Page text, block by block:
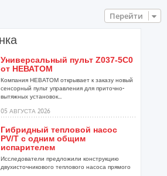
Перейти
Универсальный пульт Z037-5C0
от НЕВАТОМ
Компания НЕВАТОМ открывает к заказу новый
сенсорный пульт управления для приточно-
вытяжных установок...
05 АВГУСТА 2026
Гибридный тепловой насос
PV/T с одним общим
испарителем
Исследователи предложили конструкцию
двухисточникового теплового насоса прямого